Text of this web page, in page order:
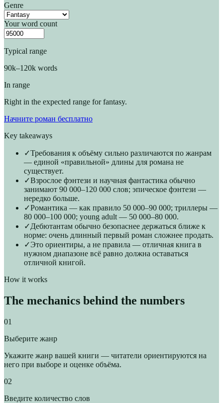
Genre
Your word count
Typical range
90k–120k words
In range
Right in the expected range for fantasy.
Начните роман бесплатно
Key takeaways
✓Требования к объёму сильно различаются по жанрам
— единой «правильной» длины для романа не
существует.
✓Взрослое фэнтези и научная фантастика обычно
занимают 90 000–120 000 слов; эпическое фэнтези —
нередко больше.
✓Романтика — как правило 50 000–90 000; триллеры —
80 000–100 000; young adult — 50 000–80 000.
✓Дебютантам обычно безопаснее держаться ближе к
норме: очень длинный первый роман сложнее продать.
✓Это ориентиры, а не правила — отличная книга в
нужном диапазоне всё равно должна оставаться
отличной книгой.
How it works
The mechanics behind the numbers
01
Выберите жанр
Укажите жанр вашей книги — читатели ориентируются на
него при выборе и оценке объёма.
02
Введите количество слов